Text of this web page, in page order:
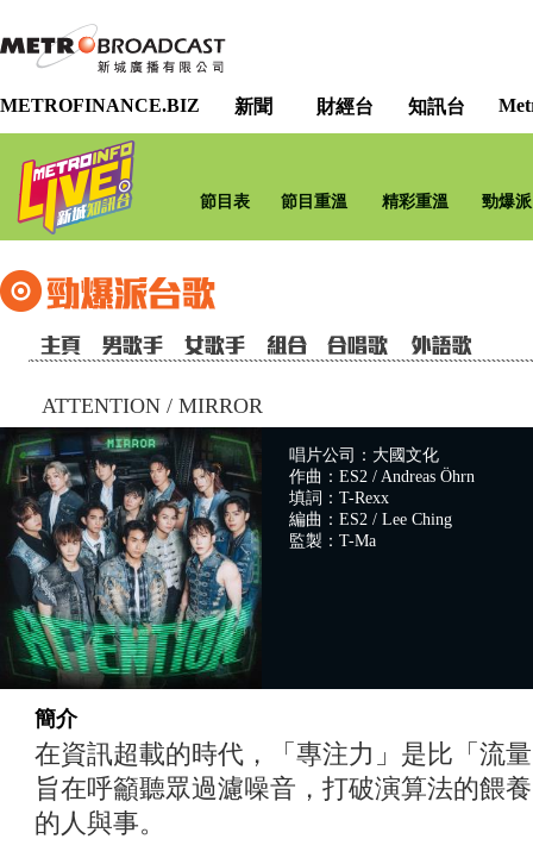
METROFINANCE.BIZ 新聞 財經台 知訊台
節目表 節目重溫 精彩重溫 勁爆
ATTENTION / MIRROR
唱片公司：大國文化
作曲：ES2 / Andreas Öhrn
填詞：T-Rexx
編曲：ES2 / Lee Ching
監製：T-Ma
簡介
在資訊超載的時代，「專注力」是比「流
旨在呼籲聽眾過濾噪音，打破演算法的餵
的人與事。